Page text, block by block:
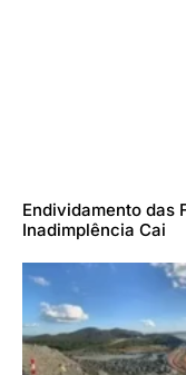
Endividamento das
Inadimplência Cai